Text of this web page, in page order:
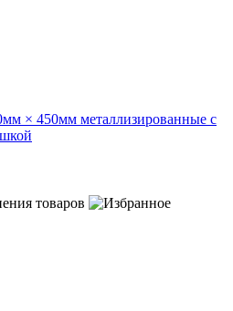
× 450мм металлизированные с